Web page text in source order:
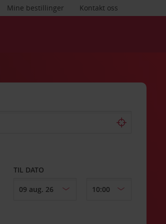
Kontakt oss
Mine bestillinger
TIL DATO